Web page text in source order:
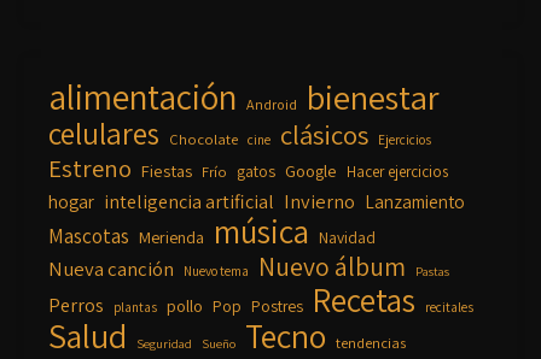
alimentación Android bienestar
celulares Chocolate cine clásicos Ejercicios
Estreno Fiestas Frío gatos Google Hacer ejercicios
hogar inteligencia artificial Invierno Lanzamiento
Mascotas Merienda música Navidad
Nueva canción Nuevo tema Nuevo álbum Pastas
Perros plantas pollo Pop Postres Recetas recitales
Salud Seguridad Sueño Tecno tendencias